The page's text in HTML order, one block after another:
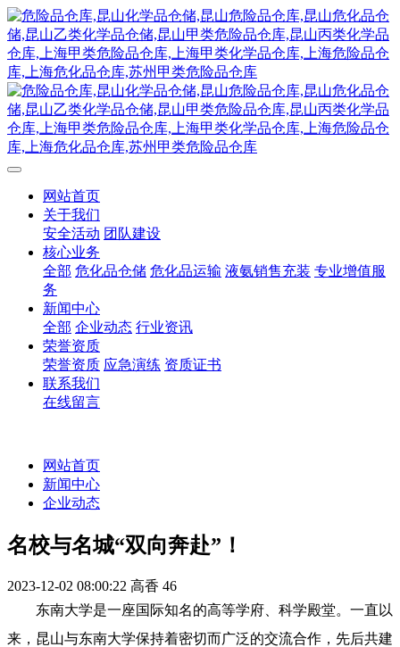
网站首页
关于我们
安全活动 团队建设
核心业务
全部 危化品仓储 危化品运输 液氨销售充装 专业增值服
务
新闻中心
全部 企业动态 行业资讯
荣誉资质
荣誉资质 应急演练 资质证书
联系我们
在线留言
网站首页
新闻中心
企业动态
名校与名城“双向奔赴”！
2023-12-02 08:00:22 高香 46
东南大学是一座国际知名的高等学府、科学殿堂。一直以
来，昆山与东南大学保持着密切而广泛的交流合作，先后共建